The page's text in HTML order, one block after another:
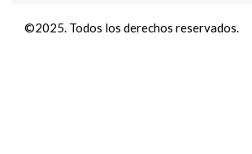
©2025. Todos los derechos reservados.